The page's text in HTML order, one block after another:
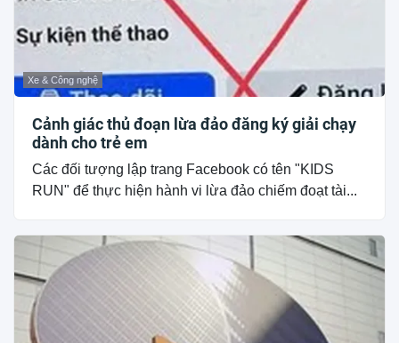
Xe & Công nghệ
Cảnh giác thủ đoạn lừa đảo đăng ký giải chạy
dành cho trẻ em
Các đối tượng lập trang Facebook có tên "KIDS
RUN" để thực hiện hành vi lừa đảo chiếm đoạt tài...